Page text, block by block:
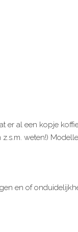
er al een kopje
weten!)
en of